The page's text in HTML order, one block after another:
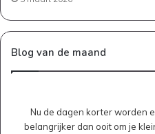
Blog van de maand
Nu de dagen korter worden
belangrijker dan ooit om je